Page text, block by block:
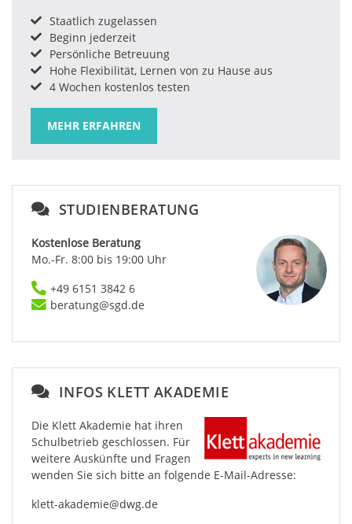
Staatlich zugelassen
Beginn jederzeit
Persönliche Betreuung
Hohe Flexibilität, Lernen von zu Hause aus
4 Wochen kostenlos testen
MEHR ERFAHREN
STUDIENBERATUNG
Kostenlose Beratung
Mo.-Fr. 8:00 bis 19:00 Uhr
+49 6151 3842 6
beratung@sgd.de
INFOS KLETT AKADEMIE
Die Klett Akademie hat ihren
Schulbetrieb geschlossen. Für
weitere Auskünfte und Fragen
wenden Sie sich bitte an folgende E-Mail-Adresse:
klett-akademie@dwg.de